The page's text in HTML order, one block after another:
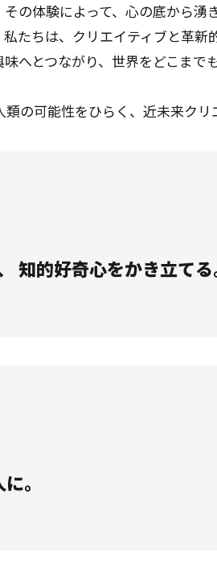
の体験によって、⼼の底から湧
たちは、クリエイティブと⾰新
へとつながり、世界をどこまで
の可能性をひらく、近未来クリ
知的好奇⼼をかき⽴てる
。